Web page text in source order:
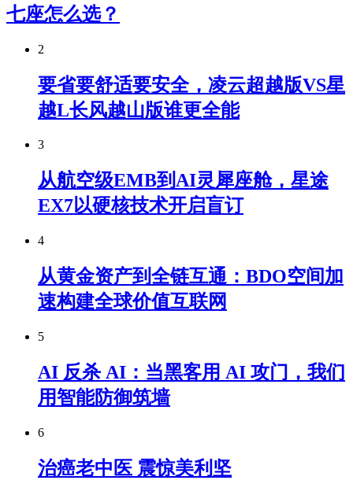
七座怎么选？
2
要省要舒适要安全，凌云超越版VS星
越L长风越山版谁更全能
3
从航空级EMB到AI灵犀座舱，星途
EX7以硬核技术开启盲订
4
从黄金资产到全链互通：BDO空间加
速构建全球价值互联网
5
AI 反杀 AI：当黑客用 AI 攻门，我们
用智能防御筑墙
6
治癌老中医 震惊美利坚